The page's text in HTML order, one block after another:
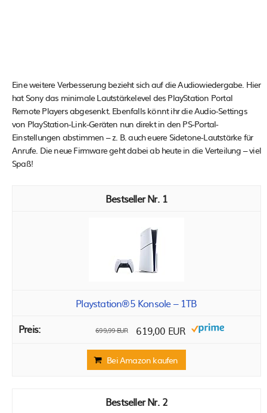
Eine weitere Verbesserung bezieht sich auf die Audiowiedergabe. Hier
hat Sony das minimale Lautstärkelevel des PlayStation Portal
Remote Players abgesenkt. Ebenfalls könnt ihr die Audio-Settings
von PlayStation-Link-Geräten nun direkt in den PS-Portal-
Einstellungen abstimmen – z. B. auch euere Sidetone-Lautstärke für
Anrufe. Die neue Firmware geht dabei ab heute in die Verteilung – viel
Spaß!
1
Playstation®5 Konsole – 1TB
699,99 EUR 619,00 EUR
Bei Amazon kaufen
2